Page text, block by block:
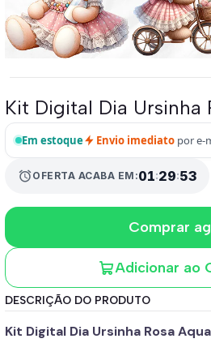
Kit Digital Dia Ursinha
Em estoque Envio imediato por e-
alarmOFERTA ACABA EM:01:29:53
Adicionar ao
Comprar
DESCRIÇÃO DO PRODUTO
Kit Digital Dia Ursinha Rosa